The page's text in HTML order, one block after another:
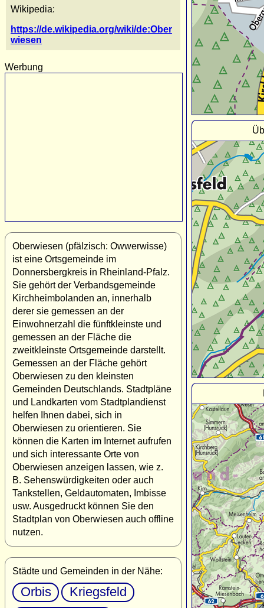
Wikipedia:
https://de.wikipedia.org/wiki/de:Ober
wiesen
Werbung
Oberwiesen (pfälzisch: Owwerwisse)
ist eine Ortsgemeinde im
Donnersbergkreis in Rheinland-Pfalz.
Sie gehört der Verbandsgemeinde
Kirchheimbolanden an, innerhalb
derer sie gemessen an der
Einwohnerzahl die fünftkleinste und
gemessen an der Fläche die
zweitkleinste Ortsgemeinde darstellt.
Gemessen an der Fläche gehört
Oberwiesen zu den kleinsten
Gemeinden Deutschlands. Stadtpläne
und Landkarten vom Stadtplandienst
helfen Ihnen dabei, sich in
Oberwiesen zu orientieren. Sie
können die Karten im Internet aufrufen
und sich interessante Orte von
Oberwiesen anzeigen lassen, wie z.
B. Sehenswürdigkeiten oder auch
Tankstellen, Geldautomaten, Imbisse
usw. Ausgedruckt können Sie den
Stadtplan von Oberwiesen auch offline
nutzen.
Städte und Gemeinden in der Nähe:
Orbis
Kriegsfeld